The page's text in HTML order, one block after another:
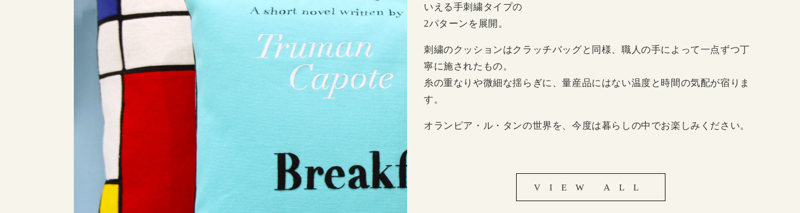
いえる手刺繍タイプの
2パターンを展開。
刺繍のクッションはクラッチバッグと同様、職人の手によって一点ずつ丁
寧に施されたもの。
糸の重なりや微細な揺らぎに、量産品にはない温度と時間の気配が宿りま
す。
オランピア・ル・タンの世界を、今度は暮らしの中でお楽しみください。
VIEW ALL